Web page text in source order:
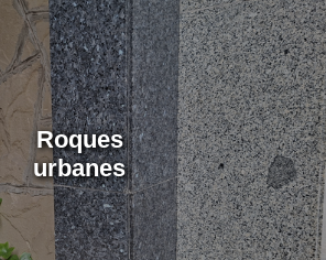
Roques
urbanes